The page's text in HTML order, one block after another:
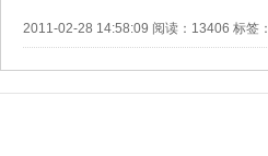
2011-02-28 14:58:09 阅读：13406 标签：